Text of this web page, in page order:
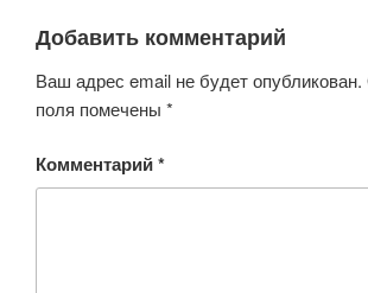
k ni
ki
Добавить комментарий
Ваш адрес email не будет опубликован.
поля помечены *
Комментарий*